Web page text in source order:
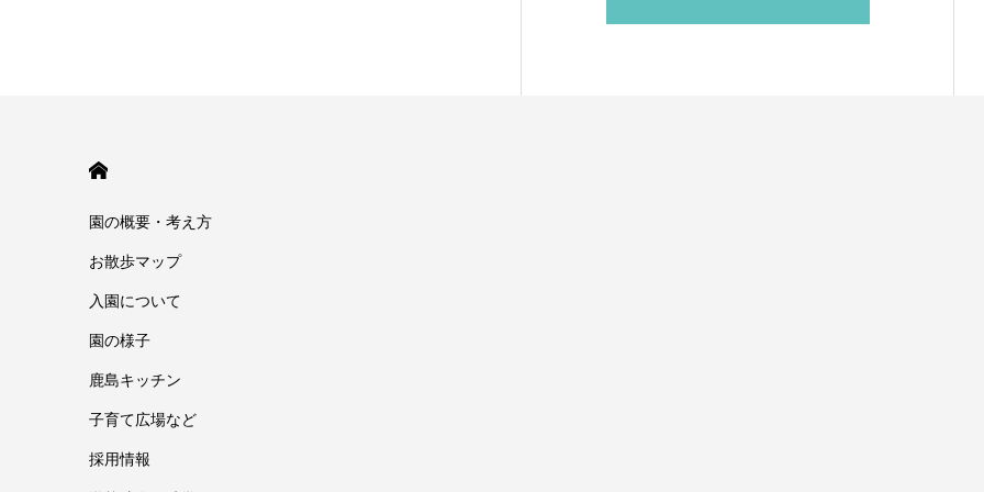
園の概要・考え方
お散歩マップ
入園について
園の様子
鹿島キッチン
子育て広場など
採用情報